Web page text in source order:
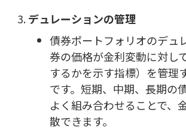
デュレーションの管理
債券ポートフォリオのデュ
券の価格が金利変動に対し
するかを示す指標）を管理
です。短期、中期、長期の
よく組み合わせることで、
散できます。